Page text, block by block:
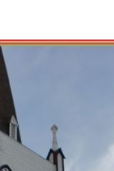
La historia de la misteriosa
moverse en Seychelles de
Manama. La capital de Baréin
El barrio más castizo de